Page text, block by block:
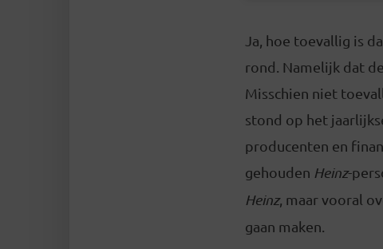
Ja, hoe toevallig is
rond. Namelijk dat
Misschien niet
stond op het
producenten en
gehouden Heinz-
Heinz, maar vooral
gaan maken.